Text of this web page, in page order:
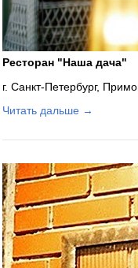
Ресторан "Наша дача"
г. Санкт-Петербург,
Читать дальше →